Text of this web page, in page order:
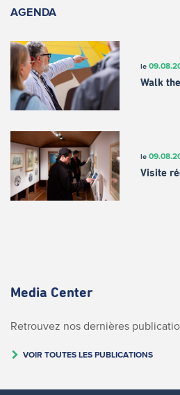
AGENDA
le
Walk
le
Visite
Media Center
Retrouvez nos dernières
VOIR TOUTES LES PUBLICATIONS